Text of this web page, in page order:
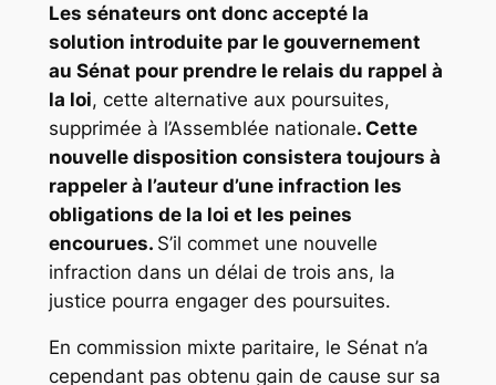
Les sénateurs ont donc accepté la
solution introduite par le gouvernement
au Sénat pour prendre le relais du rappel à
la loi, cette alternative aux poursuites,
supprimée à l’Assemblée nationale. Cette
nouvelle disposition consistera toujours à
rappeler à l’auteur d’une infraction les
obligations de la loi et les peines
encourues. S’il commet une nouvelle
infraction dans un délai de trois ans, la
justice pourra engager des poursuites.
En commission mixte paritaire, le Sénat n’a
cependant pas obtenu gain de cause sur sa